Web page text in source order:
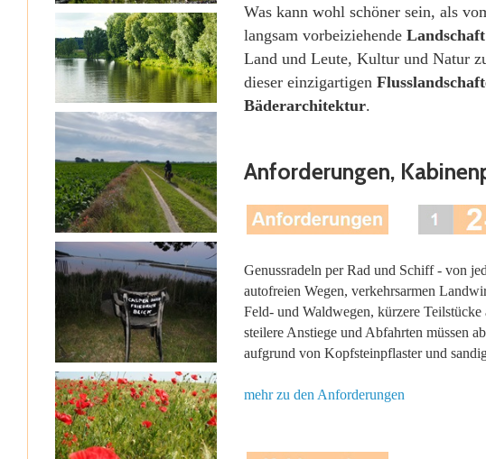
Was kann wohl schöner sein, als
langsam vorbeiziehende Landschaft
Land und Leute, Kultur und Natur
dieser einzigartigen
Bäderarchitektur.
Anforderungen,
Genussradeln per Rad und Schiff - von
autofreien Wegen, verkehrsarmen
Feld- und Waldwegen, kürzere
steilere Anstiege und Abfahrten müssen
aufgrund von Kopfsteinpflaster und
mehr zu den Anforderungen